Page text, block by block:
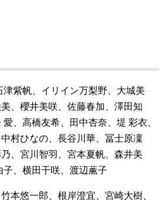
紫帆、イリイン万梨野、大城美
、櫻井美咲、佐藤春加、澤田知
、高橋友希、田中杏奈、堤 彩衣、
村ひなの、長谷川華、冨士原凜
、宮川智羽、宮本夏帆、森井美
子、横田干咲、渡辺薫子
本悠一郎、根岸澄宜、宮崎大樹、